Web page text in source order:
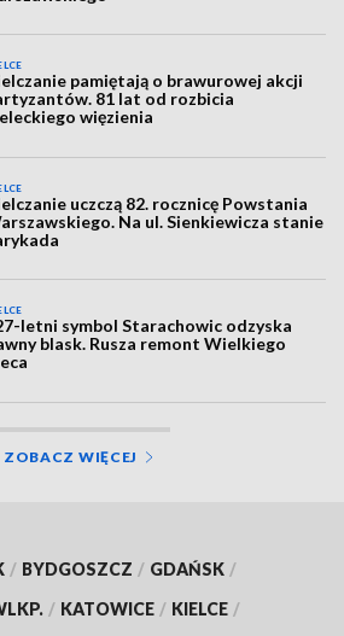
pamiętają o brawurowej akcji
81 lat od rozbicia
więzienia
uczczą 82. rocznicę Powstania
Na ul. Sienkiewicza stanie
letni symbol Starachowic odzyska
blask. Rusza remont Wielkiego
ZOBACZ WIĘCEJ
/ BYDGOSZCZ / GDAŃSK /
/ KATOWICE / KIELCE /